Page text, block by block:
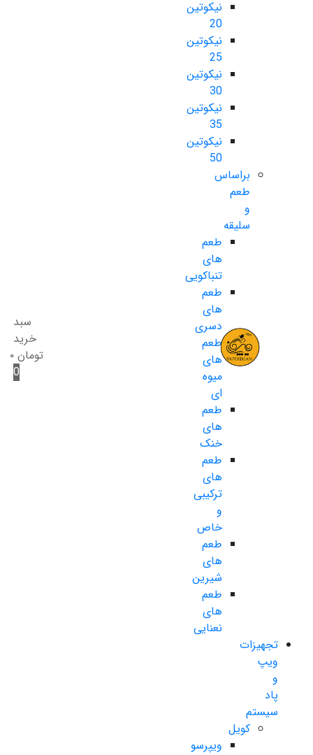
نیکوتین
20
نیکوتین
25
نیکوتین
30
نیکوتین
35
نیکوتین
50
براساس
طعم
و
سلیقه
طعم
های
تنباکویی
طعم
های
دسری
طعم
های
میوه
ای
طعم
های
خنک
طعم
های
ترکیبی
و
خاص
طعم
های
شیرین
طعم
های
نعنایی
تجهیزات
ویپ
و
پاد
سیستم
کویل
ویپرسو
سبد
خرید
تومان ۰
0